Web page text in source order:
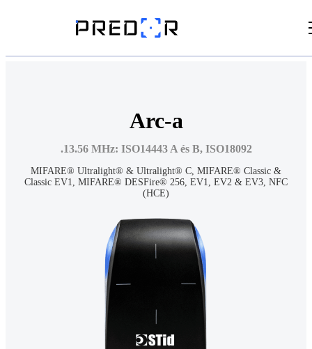
Videók
Arc-a
.13.56 MHz: ISO14443 A és B, ISO18092
MIFARE® Ultralight® & Ultralight® C, MIFARE® Classic &
Classic EV1, MIFARE® DESFire® 256, EV1, EV2 & EV3, NFC
(HCE)